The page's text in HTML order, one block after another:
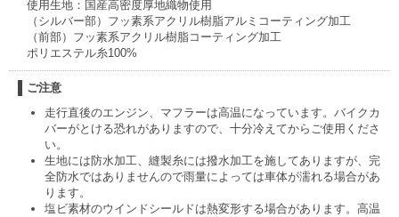
使用生地：国産高密度厚地織物使用
（シルバー部）フッ素系アクリル樹脂アルミコーティング加工
（前部）フッ素系アクリル樹脂コーティング加工
ポリエステル糸100%
ご注意
走行直後のエンジン、マフラーは高温になっています。バイクカ
バーがとける恐れがありますので、十分冷えてからご使用くださ
い。
生地には防水加工、縫製糸には撥水加工を施してありますが、完
全防水ではありませんので雨量によっては車体が濡れる場合があ
ります。
塩ビ素材のウインドシールドは熱変形する場合があります。高温